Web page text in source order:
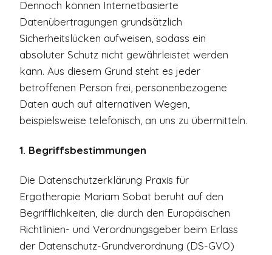
Dennoch können Internetbasierte
Datenübertragungen grundsätzlich
Sicherheitslücken aufweisen, sodass ein
absoluter Schutz nicht gewährleistet werden
kann. Aus diesem Grund steht es jeder
betroffenen Person frei, personenbezogene
Daten auch auf alternativen Wegen,
beispielsweise telefonisch, an uns zu übermitteln.
1. Begriffsbestimmungen
Die Datenschutzerklärung Praxis für
Ergotherapie Mariam Sobat beruht auf den
Begrifflichkeiten, die durch den Europäischen
Richtlinien- und Verordnungsgeber beim Erlass
der Datenschutz-Grundverordnung (DS-GVO)